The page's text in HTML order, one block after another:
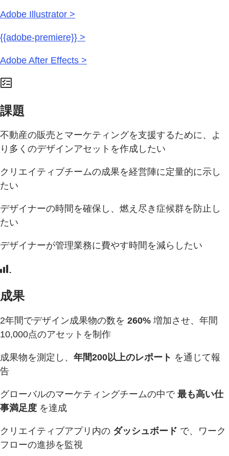
Adobe Illustrator >
{{adobe-premiere}} >
Adobe After Effects >
課題
不動産の販売とマーケティングを支援するために、よ
り多くのデザインアセットを作成したい
クリエイティブチームの成果を経営陣に定量的に示し
たい
デザイナーの時間を確保し、燃え尽き症候群を防止し
たい
デザイナーが管理業務に費やす時間を減らしたい
成果
2年間でデザイン成果物の数を 260% 増加させ、年間
10,000点のアセットを制作
成果物を測定し、 年間200以上のレポート を通じて報
告
グローバルのマーケティングチームの中で 最も高い仕
事満足度 を達成
クリエイティブアプリ内の ダッシュボード で、ワーク
フローの進捗を監視